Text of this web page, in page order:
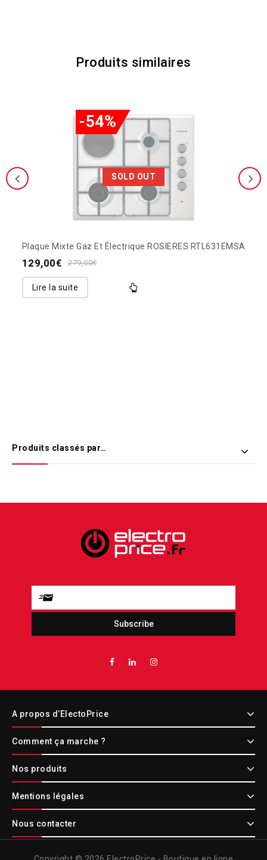
Produits similaires
SOLD OUT
-54%
Plaque Mixte Gaz Et Électrique ROSIERES RTL631EMSA
279,00€
129,00€
Lire la suite
Produits classés par…
A propos d’ElectoPrice
Comment ça marche ?
Nos produits
Mentions légales
Nous contacter